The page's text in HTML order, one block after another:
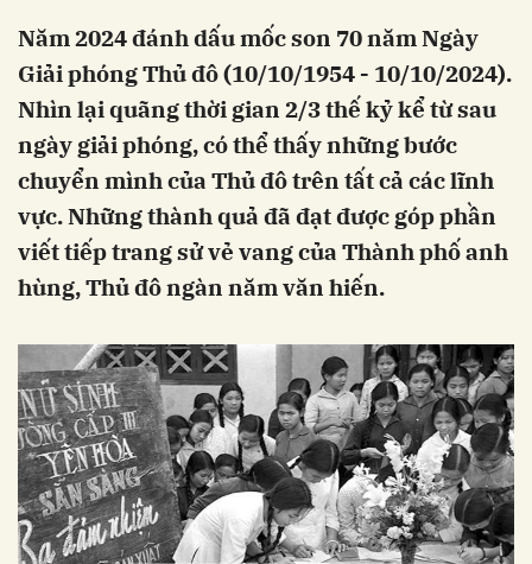
Năm 2024 đánh dấu mốc son 70 năm Ngày
Giải phóng Thủ đô (10/10/1954 - 10/10/2024).
Nhìn lại quãng thời gian 2/3 thế kỷ kể từ sau
ngày giải phóng, có thể thấy những bước
chuyển mình của Thủ đô trên tất cả các lĩnh
vực. Những thành quả đã đạt được góp phần
viết tiếp trang sử vẻ vang của Thành phố anh
hùng, Thủ đô ngàn năm văn hiến.
Hủy